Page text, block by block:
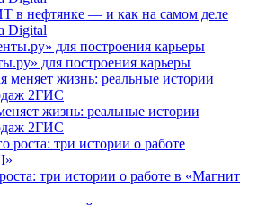
в нефтянке — и как на самом деле
Digital
для построения карьеры
жизнь: реальные истории
2ГИС
три истории о работе в «Магнит